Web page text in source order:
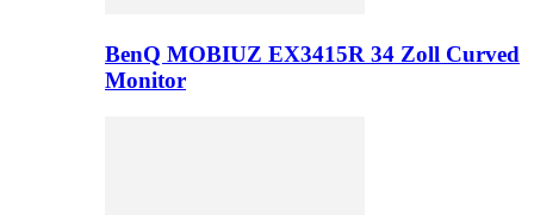
BenQ MOBIUZ EX3415R 34 Zoll Curved
Monitor